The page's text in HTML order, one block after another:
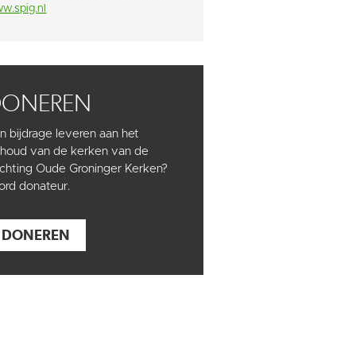
bijdrage leveren aan het
van de kerken van de
Oude Groninger Kerken?
donateur.
DONEREN